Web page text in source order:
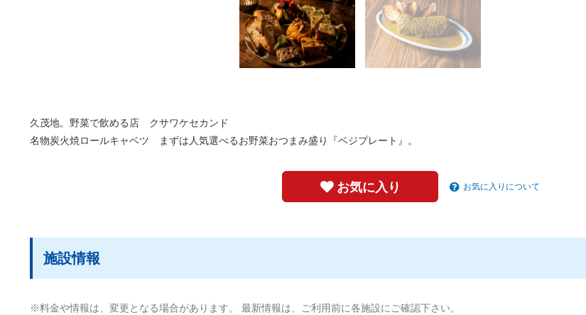
久茂地。野菜で飲める店 クサワケセカンド
名物炭火焼ロールキャベツ まずは人気選べるお野菜おつまみ盛り『ベジプレート』。
お気に入り お気に入りについて
施設情報
※料金や情報は、変更となる場合があります。 最新情報は、ご利用前に各施設にご確認下さい。